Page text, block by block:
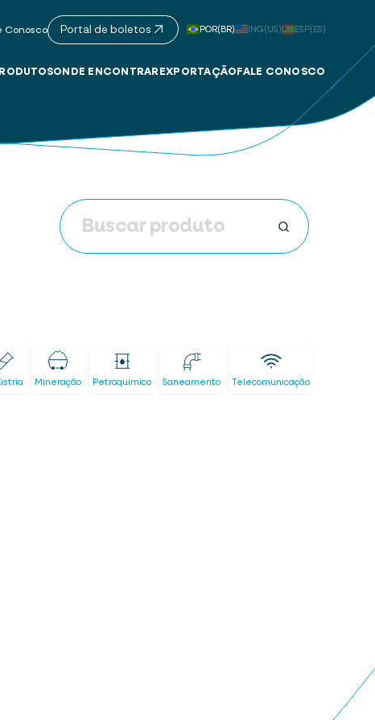
Conosco Portal de boletos POR(BR) ING(US) ESP(ES)
ONDE ENCONTRAR EXPORTAÇÃO FALE CONOSCO
Mineração Petroquímico Saneamento Telecomunicação